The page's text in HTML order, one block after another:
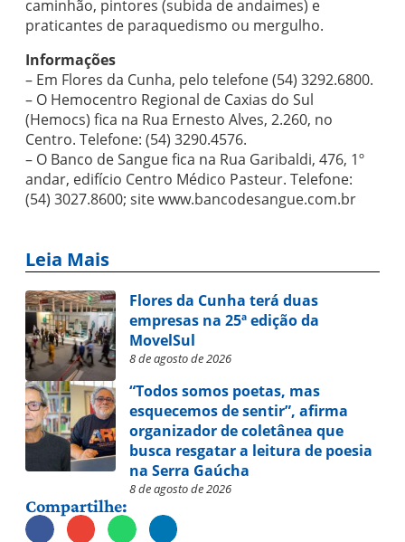
caminhão, pintores (subida de andaimes) e
praticantes de paraquedismo ou mergulho.
Informações
– Em Flores da Cunha, pelo telefone (54) 3292.6800.
– O Hemocentro Regional de Caxias do Sul
(Hemocs) fica na Rua Ernesto Alves, 2.260, no
Centro. Telefone: (54) 3290.4576.
– O Banco de Sangue fica na Rua Garibaldi, 476, 1º
andar, edifício Centro Médico Pasteur. Telefone:
(54) 3027.8600; site www.bancodesangue.com.br
Leia Mais
Flores da Cunha terá duas
empresas na 25ª edição da
MovelSul
8 de agosto de 2026
“Todos somos poetas, mas
esquecemos de sentir”, afirma
organizador de coletânea que
busca resgatar a leitura de poesia
na Serra Gaúcha
8 de agosto de 2026
Compartilhe: